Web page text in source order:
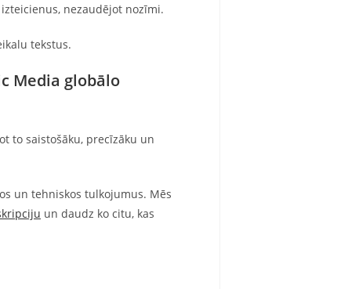
nezaudējot nozīmi.
tekstus.
Media globālo
to saistošāku, precīzāku un
un tehniskos tulkojumus. Mēs
un daudz ko citu, kas